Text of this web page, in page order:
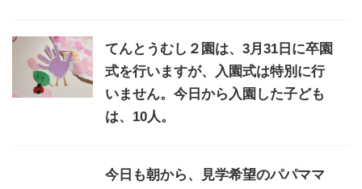
てんとうむし２園は、3月31日に卒園
式を行いますが、入園式は特別に行
いません。今日から入園した子ども
は、10人。
今日も朝から、見学希望のパパママ